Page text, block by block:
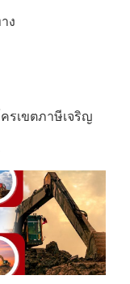
ง
รเขตภาษีเจริญ